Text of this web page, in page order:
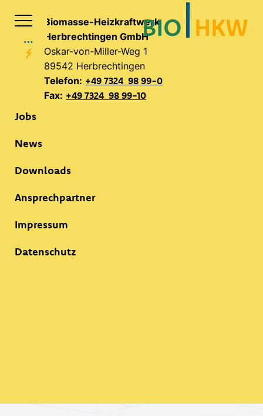
Biomasse-Heizkraftwerk
Herbrechtingen GmbH
Oskar-von-Miller-Weg 1
89542 Herbrechtingen
Telefon: +49 7324 98 99-0
Fax: +49 7324 98 99-10
Jobs
News
Downloads
Ansprechpartner
Impressum
Datenschutz